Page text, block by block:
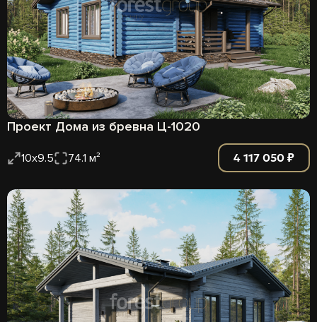
Проект Дома из бревна Ц-1020
10х9.5 74.1 м² 4 117 050 ₽